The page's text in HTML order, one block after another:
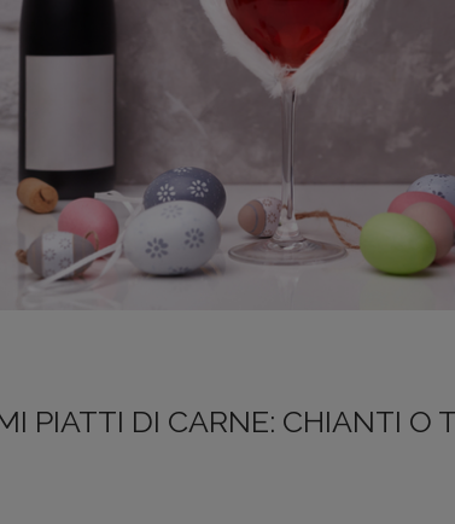
PIATTI DI CARNE: CHIANTI O